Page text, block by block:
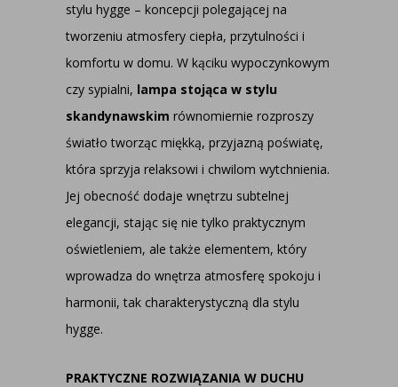
stylu hygge – koncepcji polegającej na
tworzeniu atmosfery ciepła, przytulności i
komfortu w domu. W kąciku wypoczynkowym
czy sypialni, lampa stojąca w stylu
skandynawskim równomiernie rozproszy
światło tworząc miękką, przyjazną poświatę,
która sprzyja relaksowi i chwilom wytchnienia.
Jej obecność dodaje wnętrzu subtelnej
elegancji, stając się nie tylko praktycznym
oświetleniem, ale także elementem, który
wprowadza do wnętrza atmosferę spokoju i
harmonii, tak charakterystyczną dla stylu
hygge.
PRAKTYCZNE ROZWIĄZANIA W DUCHU